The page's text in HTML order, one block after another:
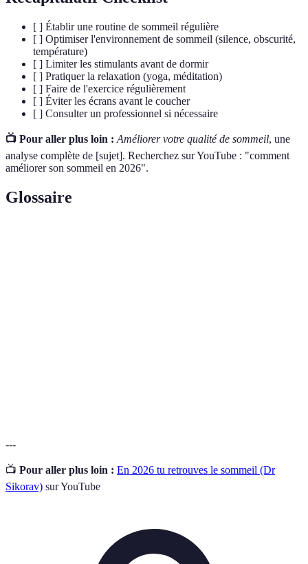
[ ] Établir une routine de sommeil régulière
[ ] Optimiser l'environnement de sommeil (silence, obscurité,
température)
[ ] Limiter les stimulants avant de dormir
[ ] Pratiquer la relaxation (yoga, méditation)
[ ] Faire de l'exercice régulièrement
[ ] Éviter les écrans avant le coucher
[ ] Consulter un professionnel si nécessaire
📺 Pour aller plus loin : Améliorer votre qualité de sommeil, une
analyse complète de [sujet]. Recherchez sur YouTube : "comment
améliorer son sommeil en 2026".
Glossaire
---
📺 Pour aller plus loin : En 2026 tu retrouves le sommeil (Dr
Sikorav) sur YouTube